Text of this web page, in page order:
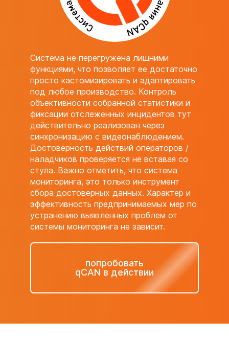
Система не перегружена лишними
функциями, что позволяет ее достаточно
просто кастомизировать и адаптировать
под любое производство. Контроль
объективности собранной статистики и
фиксации отслеженных инцидентов тут
действительно реализован через
синхронизацию с видеонаблюдением.
Достоверность действий операторов /
наладчиков проверяется не вставая со
стула. Важно отметить, что система
мониторинга, это только инструмент
сбора достоверных данных. Характер и
эффективность предпринимаемых мер по
устранению выявленных проблем от
системы мониторинга не зависит.
попробовать
qCAN в действии